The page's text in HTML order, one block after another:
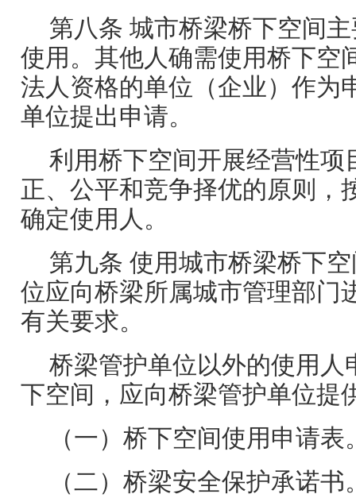
第八条 城市桥梁桥下空间
使用。其他人确需使用桥下空
法人资格的单位（企业）作为
单位提出申请。
利用桥下空间开展经营性项
正、公平和竞争择优的原则，
确定使用人。
第九条 使用城市桥梁桥下
位应向桥梁所属城市管理部门
有关要求。
桥梁管护单位以外的使用人
下空间，应向桥梁管护单位提
（一）桥下空间使用申请表
（二）桥梁安全保护承诺书